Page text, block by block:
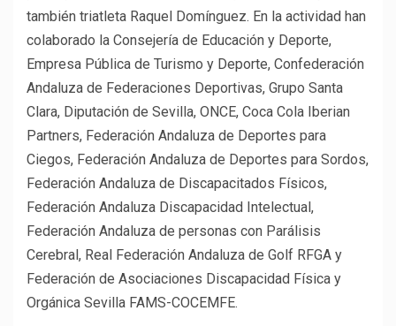
también triatleta Raquel Domínguez. En la actividad han
colaborado la Consejería de Educación y Deporte,
Empresa Pública de Turismo y Deporte, Confederación
Andaluza de Federaciones Deportivas, Grupo Santa
Clara, Diputación de Sevilla, ONCE, Coca Cola Iberian
Partners, Federación Andaluza de Deportes para
Ciegos, Federación Andaluza de Deportes para Sordos,
Federación Andaluza de Discapacitados Físicos,
Federación Andaluza Discapacidad Intelectual,
Federación Andaluza de personas con Parálisis
Cerebral, Real Federación Andaluza de Golf RFGA y
Federación de Asociaciones Discapacidad Física y
Orgánica Sevilla FAMS-COCEMFE.